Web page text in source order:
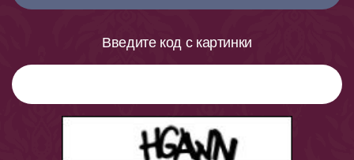
Введите код с картинки